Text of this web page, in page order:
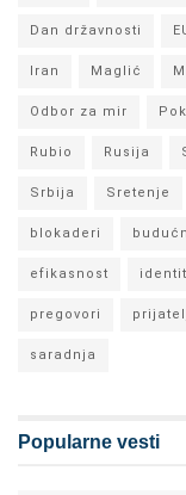
Dan državnosti
Iran Maglić
Odbor za mir
Rubio Rusija
Srbija Sretenje
blokaderi
efikasnost
pregovori
saradnja
Popularne vesti